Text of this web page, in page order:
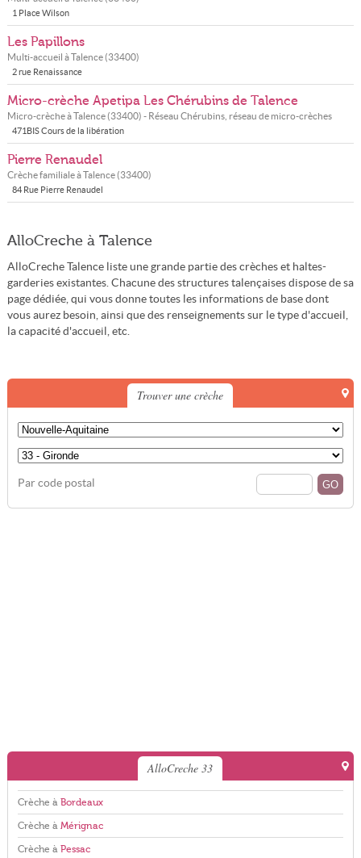
1 Place Wilson
Les Papillons
Multi-accueil àTalence(33400)
2 rue Renaissance
Micro-crèche Apetipa Les Chérubins de Talence
Micro-crèche àTalence(33400) - Réseau Chérubins, réseau de micro-crèches
471BIS Cours de la libération
Pierre Renaudel
Crèche familiale àTalence(33400)
84 Rue Pierre Renaudel
AlloCreche à Talence
AlloCreche Talence liste une grande partie des crèches et haltes-
garderies existantes. Chacune des structures talençaises dispose de sa
page dédiée, qui vous donne toutes les informations de base dont
vous aurez besoin, ainsi que des renseignements sur le type d'accueil,
la capacité d'accueil, etc.
Trouver une crèche
Par code postal
AlloCreche 33
Crèche à Bordeaux
Crèche à Mérignac
Crèche à Pessac